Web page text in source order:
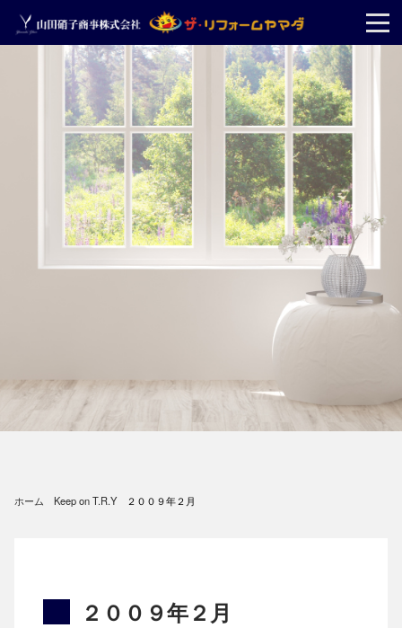
ホーム Keep on T.R.Y ２００９年２月
２００９年２月